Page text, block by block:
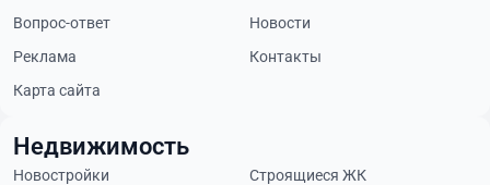
Вопрос-ответ
Новости
Реклама
Контакты
Карта сайта
Недвижимость
Новостройки
Строящиеся ЖК